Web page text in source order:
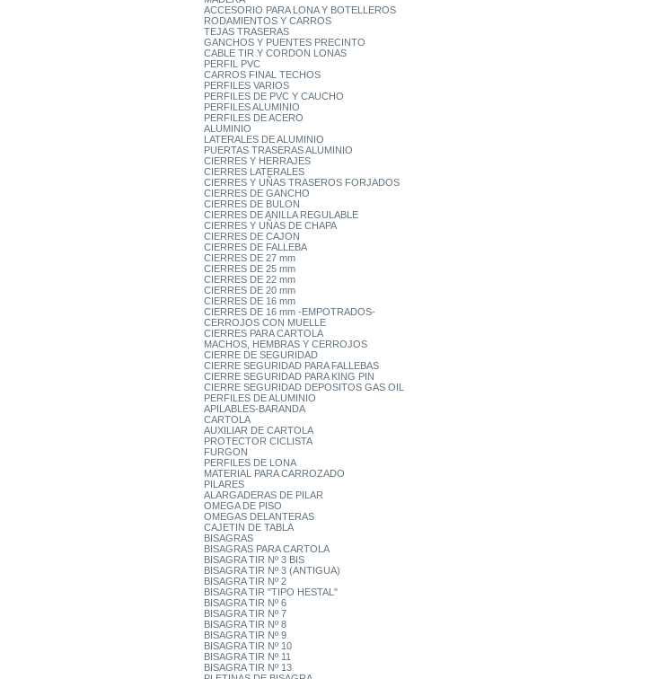
ACCESORIO PARA LONA Y BOTELLEROS
RODAMIENTOS Y CARROS
TEJAS TRASERAS
GANCHOS Y PUENTES PRECINTO
CABLE TIR Y CORDON LONAS
PERFIL PVC
CARROS FINAL TECHOS
PERFILES VARIOS
PERFILES DE PVC Y CAUCHO
PERFILES ALUMINIO
PERFILES DE ACERO
ALUMINIO
LATERALES DE ALUMINIO
PUERTAS TRASERAS ALUMINIO
CIERRES Y HERRAJES
CIERRES LATERALES
CIERRES Y UÑAS TRASEROS FORJADOS
CIERRES DE GANCHO
CIERRES DE BULON
CIERRES DE ANILLA REGULABLE
CIERRES Y UÑAS DE CHAPA
CIERRES DE CAJON
CIERRES DE FALLEBA
CIERRES DE 27 mm
CIERRES DE 25 mm
CIERRES DE 22 mm
CIERRES DE 20 mm
CIERRES DE 16 mm
CIERRES DE 16 mm -EMPOTRADOS-
CERROJOS CON MUELLE
CIERRES PARA CARTOLA
MACHOS, HEMBRAS Y CERROJOS
CIERRE DE SEGURIDAD
CIERRE SEGURIDAD PARA FALLEBAS
CIERRE SEGURIDAD PARA KING PIN
CIERRE SEGURIDAD DEPOSITOS GAS OIL
PERFILES DE ALUMINIO
APILABLES-BARANDA
CARTOLA
AUXILIAR DE CARTOLA
PROTECTOR CICLISTA
FURGON
PERFILES DE LONA
MATERIAL PARA CARROZADO
PILARES
ALARGADERAS DE PILAR
OMEGA DE PISO
OMEGAS DELANTERAS
CAJETIN DE TABLA
BISAGRAS
BISAGRAS PARA CARTOLA
BISAGRA TIR Nº 3 BIS
BISAGRA TIR Nº 3 (ANTIGUA)
BISAGRA TIR Nº 2
BISAGRA TIR "TIPO HESTAL"
BISAGRA TIR Nº 6
BISAGRA TIR Nº 7
BISAGRA TIR Nº 8
BISAGRA TIR Nº 9
BISAGRA TIR Nº 10
BISAGRA TIR Nº 11
BISAGRA TIR Nº 13